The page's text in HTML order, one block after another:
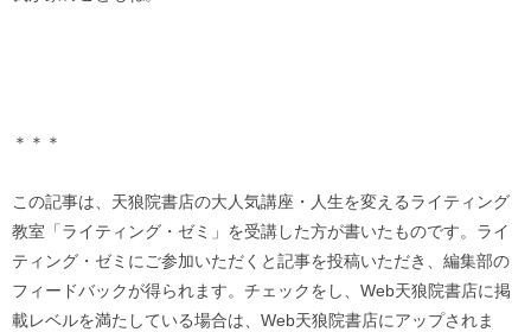
＊＊＊
この記事は、天狼院書店の大人気講座・人生を変えるライティング
教室「ライティング・ゼミ」を受講した方が書いたものです。ライ
ティング・ゼミにご参加いただくと記事を投稿いただき、編集部の
フィードバックが得られます。チェックをし、Web天狼院書店に掲
載レベルを満たしている場合は、Web天狼院書店にアップされま